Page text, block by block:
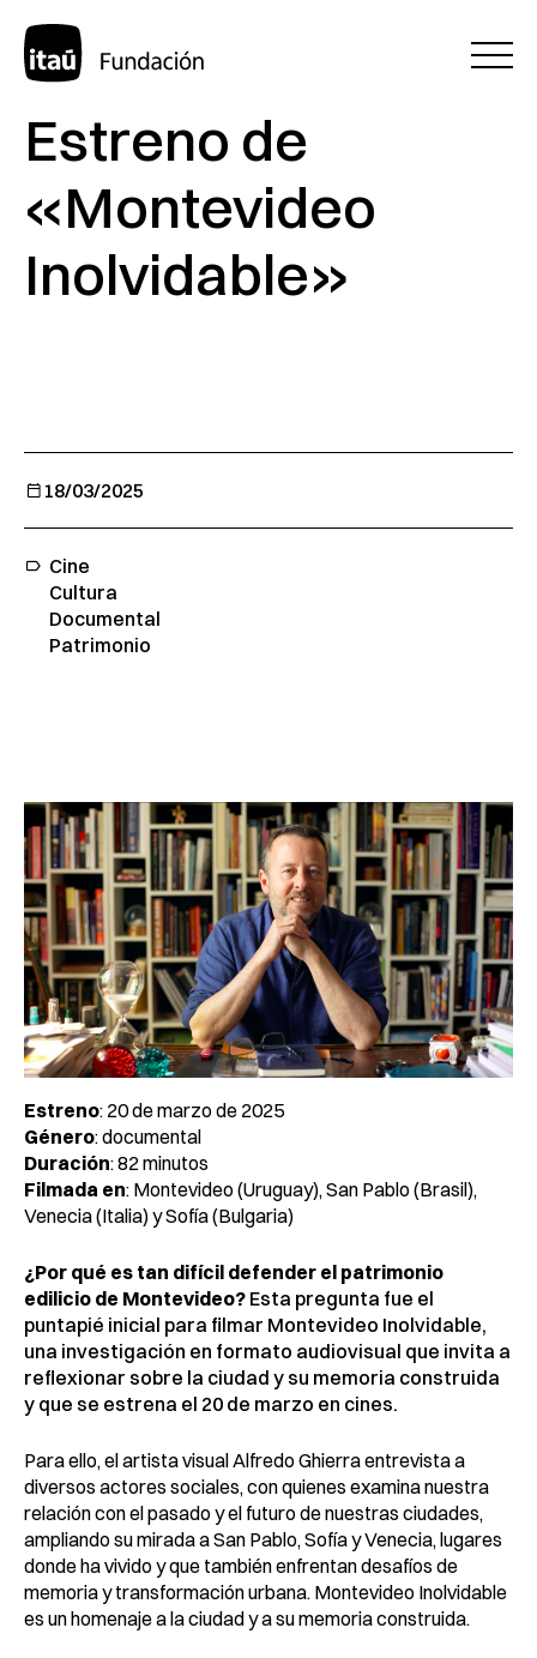
Estreno de
«Montevideo
Inolvidable»
18/03/2025
Cine
Cultura
Documental
Patrimonio
Estreno: 20 de marzo de 2025
Género: documental
Duración: 82 minutos
Filmada en: Montevideo (Uruguay), San Pablo (Brasil),
Venecia (Italia) y Sofía (Bulgaria)
¿Por qué es tan difícil defender el patrimonio
edilicio de Montevideo? Esta pregunta fue el
puntapié inicial para filmar Montevideo Inolvidable,
una investigación en formato audiovisual que invita a
reflexionar sobre la ciudad y su memoria construida
y que se estrena el 20 de marzo en cines.
Para ello, el artista visual Alfredo Ghierraentrevista a
diversos actores sociales, con quienes examina nuestra
relación con el pasado y el futuro de nuestras ciudades,
ampliando su mirada a San Pablo, Sofía y Venecia, lugares
donde ha vivido y que también enfrentan desafíos de
memoria y transformación urbana. Montevideo Inolvidable
es un homenaje a la ciudad y a su memoria construida.